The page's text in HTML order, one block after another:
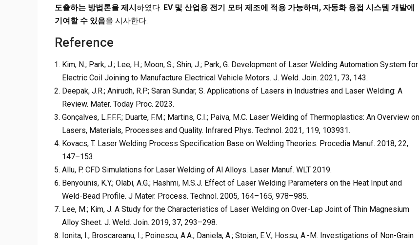
도출하는 방법론을 제시하였다. EV 및 산업용 전기 모터 제조에 적용 가능하며, 자동화 용접 시스템 개발에
기여할 수 있음을 시사한다​.
Reference
Kim, N.; Park, J.; Lee, H.; Moon, S.; Shin, J.; Park, G. Development of Laser Welding Automation System for
Electric Coil Joining to Manufacture Electrical Vehicle Motors. J. Weld. Join. 2021, 73, 143.
Deepak, J.R.; Anirudh, R.P.; Saran Sundar, S. Applications of Lasers in Industries and Laser Welding: A
Review. Mater. Today Proc. 2023.
Gonçalves, L.F.F.F.; Duarte, F.M.; Martins, C.I.; Paiva, M.C. Laser Welding of Thermoplastics: An Overview on
Lasers, Materials, Processes and Quality. Infrared Phys. Technol. 2021, 119, 103931.
Kovacs, T. Laser Welding Process Specification Base on Welding Theories. Procedia Manuf. 2018, 22,
147–153.
Allu, P. CFD Simulations for Laser Welding of Al Alloys. Laser Manuf. WLT 2019.
Benyounis, K.Y.; Olabi, A.G.; Hashmi, M.S.J. Effect of Laser Welding Parameters on the Heat Input and
Weld-Bead Profile. J Mater. Process. Technol. 2005, 164–165, 978–985.
Lee, M.; Kim, J. A Study for the Characteristics of Laser Welding on Over-Lap Joint of Thin Magnesium
Alloy Sheet. J. Weld. Join. 2019, 37, 293–298.
Ionita, I.; Broscareanu, I.; Poinescu, A.A.; Daniela, A.; Stoian, E.V.; Hossu, A.-M. Investigations of Non-Grain